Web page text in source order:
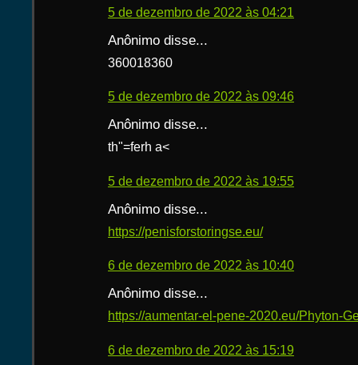
5 de dezembro de 2022 às 04:21
Anônimo disse...
360018360
5 de dezembro de 2022 às 09:46
Anônimo disse...
th"=ferh a<
5 de dezembro de 2022 às 19:55
Anônimo disse...
https://penisforstoringse.eu/
6 de dezembro de 2022 às 10:40
Anônimo disse...
https://aumentar-el-pene-2020.eu/Phyton-
6 de dezembro de 2022 às 15:19